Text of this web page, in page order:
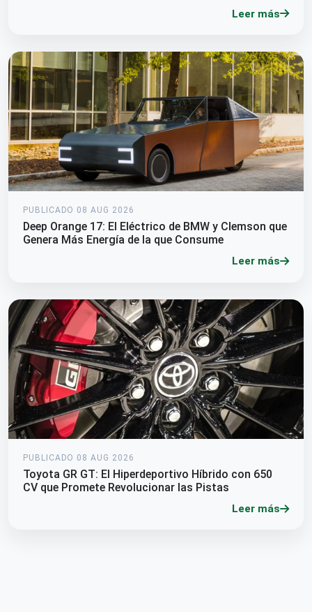
Leer más
PUBLICADO 08 AUG 2026
Deep Orange 17: El Eléctrico de BMW y Clemson que
Genera Más Energía de la que Consume
Leer más
PUBLICADO 08 AUG 2026
Toyota GR GT: El Hiperdeportivo Híbrido con 650
CV que Promete Revolucionar las Pistas
Leer más